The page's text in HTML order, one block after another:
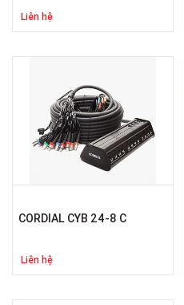
Liên hệ
CORDIAL CYB 24-8 C
Liên hệ